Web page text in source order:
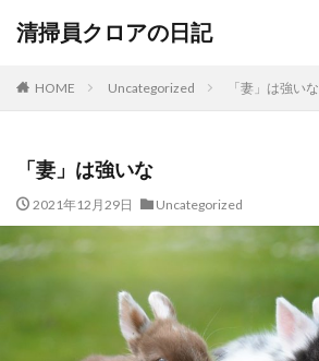
清掃員クロアの日記
HOME Uncategorized 「妻」は強いな
「妻」は強いな
2021年12月29日 Uncategorized